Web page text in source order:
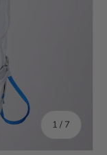
1 / de
7